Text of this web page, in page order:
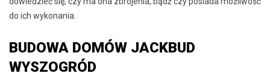
do ich wykonania.
BUDOWA DOMÓW JACKBUD
WYSZOGRÓD